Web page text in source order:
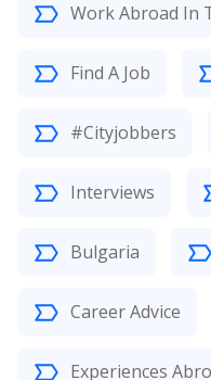
Work Abroad In
Find A Job
#Cityjobbers
Interviews
Bulgaria
Career Advice
Experiences